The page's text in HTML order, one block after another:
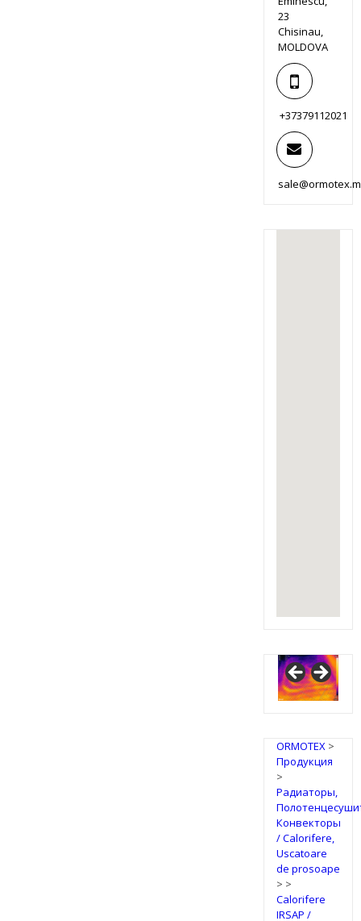
23
Chisinau,
MOLDOVA
+37379112021
IRSAP
Design
Radiators
ORMOTEX>
Продукция
>
Радиаторы,
Конвекторы
/ Calorifere,
Uscatoare
de prosoape
> >
Calorifere
IRSAP /